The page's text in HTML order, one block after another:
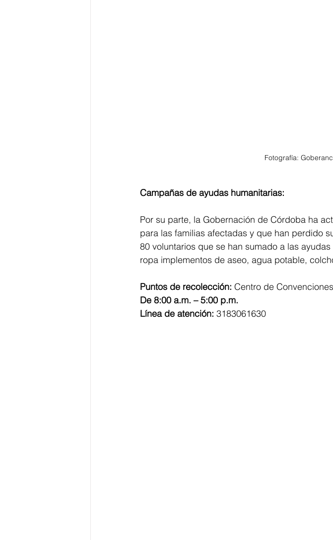
Fotografía:
Campañas de ayudas humanitarias:
Por su parte, la Gobernación de Córdoba ha
para las familias afectadas y que han perdido
80 voluntarios que se han sumado a las
ropa implementos de aseo, agua potable,
Puntos de recolección: Centro de
De 8:00 a.m. – 5:00 p.m.
Línea de atención: 3183061630